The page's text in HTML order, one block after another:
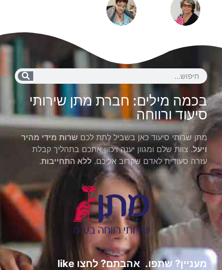
בכמה מילים: חברת מתן שירותי
סיעוד ורווחה
מתן שרותי סיעוד כאן בשביל לתת לכם שרות מידי מהיר
ויעל. צוות שלם ומגוון יענה ויכוון אתכם בתהליך קבלת
עזרה סעודית לאדם שקרוב אליכם.ללא התחייבות.
מעניין? שתפו. אהבתם? לחצו like